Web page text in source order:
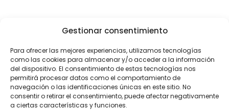
Gestionar consentimiento
Para ofrecer las mejores experiencias, utilizamos tecnologías
como las cookies para almacenar y/o acceder a la información
del dispositivo. El consentimiento de estas tecnologías nos
permitirá procesar datos como el comportamiento de
navegación o las identificaciones únicas en este sitio. No
consentir o retirar el consentimiento, puede afectar negativamente
a ciertas características y funciones.